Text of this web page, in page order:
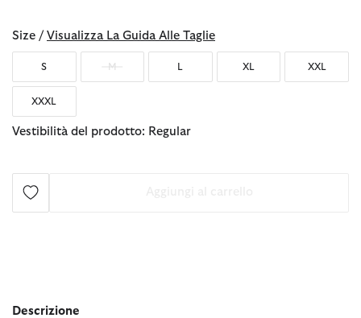
Size / Visualizza La Guida Alle Taglie
S M L XL XXL
XXXL
Vestibilità del prodotto: Regular
Descrizione